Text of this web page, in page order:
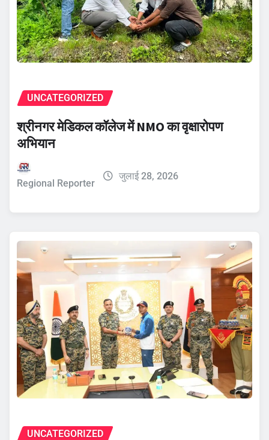
UNCATEGORIZED
श्रीनगर मेडिकल कॉलेज में NMO का वृक्षारोपण
अभियान
Regional Reporter
जुलाई 28, 2026
UNCATEGORIZED